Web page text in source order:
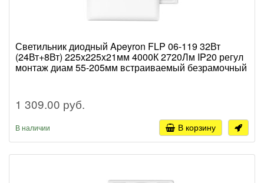
Светильник диодный Apeyron FLP 06-119 32Вт
(24Вт+8Вт) 225x225x21мм 4000К 2720Лм IP20 регул
монтаж диам 55-205мм встраиваемый безрамочный
1 309.00 руб.
В наличии В корзину